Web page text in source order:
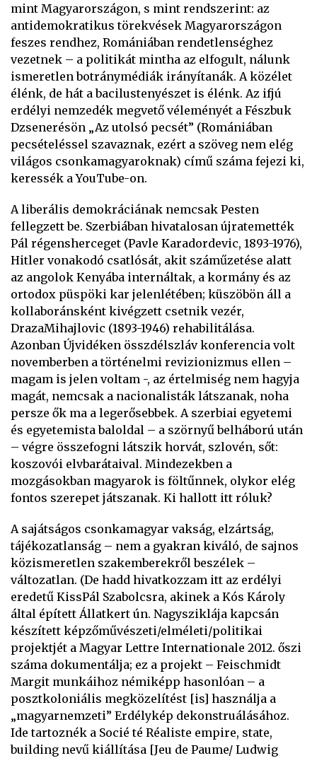
mint Magyarországon, s mint rendszerint: az
antidemokratikus törekvések Magyarországon
feszes rendhez, Romániában rendetlenséghez
vezetnek – a politikát mintha az elfogult, nálunk
ismeretlen botránymédiák irányítanák. A közélet
élénk, de hát a bacilustenyészet is élénk. Az ifjú
erdélyi nemzedék megvető véleményét a Fészbuk
Dzsenerésön „Az utolsó pecsét” (Romániában
pecsételéssel szavaznak, ezért a szöveg nem elég
világos csonkamagyaroknak) című száma fejezi ki,
keressék a YouTube-on.
A liberális demokráciának nemcsak Pesten
fellegzett be. Szerbiában hivatalosan újratemették
Pál régensherceget (Pavle Karadordevic, 1893-1976),
Hitler vonakodó csatlósát, akit száműzetése alatt
az angolok Kenyába internáltak, a kormány és az
ortodox püspöki kar jelenlétében; küszöbön áll a
kollaboránsként kivégzett csetnik vezér,
DrazaMihajlovic (1893-1946) rehabilitálása.
Azonban Újvidéken összdélszláv konferencia volt
novemberben a történelmi revizionizmus ellen –
magam is jelen voltam -, az értelmiség nem hagyja
magát, nemcsak a nacionalisták látszanak, noha
persze ők ma a legerősebbek. A szerbiai egyetemi
és egyetemista baloldal – a szörnyű belháború után
– végre összefogni látszik horvát, szlovén, sőt:
koszovói elvbarátaival. Mindezekben a
mozgásokban magyarok is föltűnnek, olykor elég
fontos szerepet játszanak. Ki hallott itt róluk?
A sajátságos csonkamagyar vakság, elzártság,
tájékozatlanság – nem a gyakran kiváló, de sajnos
közismeretlen szakemberekről beszélek –
változatlan. (De hadd hivatkozzam itt az erdélyi
eredetű KissPál Szabolcsra, akinek a Kós Károly
által épített Állatkert ún. Nagysziklája kapcsán
készített képzőművészeti/elméleti/politikai
projektjét a Magyar Lettre Internationale 2012. őszi
száma dokumentálja; ez a projekt – Feischmidt
Margit munkáihoz némiképp hasonlóan – a
posztkoloniális megközelítést [is] használja a
„magyarnemzeti” Erdélykép dekonstruálásához.
Ide tartoznék a Socié té Réaliste empire, state,
building nevű kiállítása [Jeu de Paume/ Ludwig